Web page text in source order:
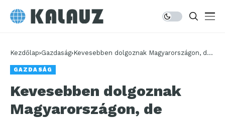
Kezdőlap Gazdaság Kevesebben dolgoznak Magyarországon, de
GAZDASÁG
Kevesebben dolgoznak
Magyarországon, de